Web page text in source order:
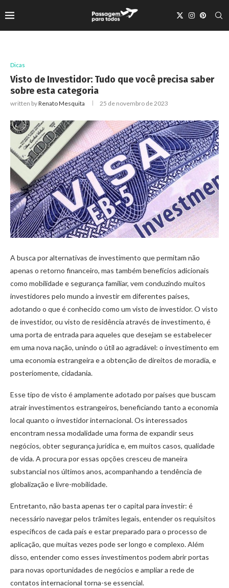
Dicas
Visto de Investidor: Tudo que você precisa saber
sobre esta categoria
written byRenato Mesquita 25 de novembro de 2023
A busca por alternativas de investimento que permitam não
apenas o retorno financeiro, mas também benefícios adicionais
como mobilidade e segurança familiar, vem conduzindo muitos
investidores pelo mundo a investir em diferentes países,
adotando o que é conhecido como um visto de investidor. O visto
de investidor, ou visto de residência através de investimento, é
uma porta de entrada para aqueles que desejam se estabelecer
em uma nova nação, unindo o útil ao agradável: o investimento em
uma economia estrangeira e a obtenção de direitos de moradia, e
posteriomente, cidadania.
Esse tipo de visto é amplamente adotado por países que buscam
atrair investimentos estrangeiros, beneficiando tanto a economia
local quanto o investidor internacional. Os interessados
encontram nessa modalidade uma forma de expandir seus
negócios, obter segurança jurídica e, em muitos casos, qualidade
de vida. A procura por essas opções cresceu de maneira
substancial nos últimos anos, acompanhando a tendência de
globalização e livre-mobilidade.
Entretanto, não basta apenas ter o capital para investir: é
necessário navegar pelos trâmites legais, entender os requisitos
específicos de cada país e estar preparado para o processo de
aplicação, que muitas vezes pode ser longo e complexo. Além
disso, entender como esses investimentos podem abrir portas
para novas oportunidades de negócios e ampliar a rede de
contatos internacional torna-se essencial.